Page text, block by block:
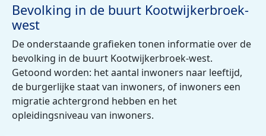
Bevolking in de buurt Kootwijkerbroek-
west
De onderstaande grafieken tonen informatie over de
bevolking in de buurt Kootwijkerbroek-west.
Getoond worden: het aantal inwoners naar leeftijd,
de burgerlijke staat van inwoners, of inwoners een
migratie achtergrond hebben en het
opleidingsniveau van inwoners.